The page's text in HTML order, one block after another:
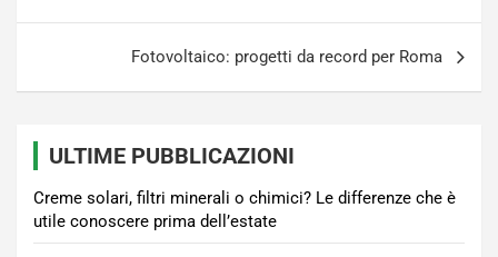
Fotovoltaico: progetti da record per Roma
ULTIME PUBBLICAZIONI
Creme solari, filtri minerali o chimici? Le differenze che è
utile conoscere prima dell’estate